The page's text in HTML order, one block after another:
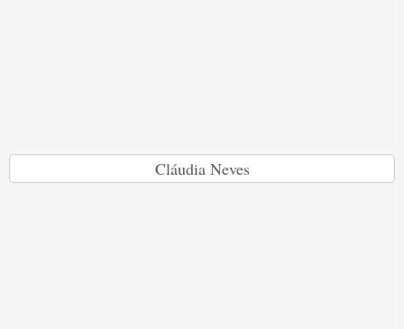
Cláudia Neves